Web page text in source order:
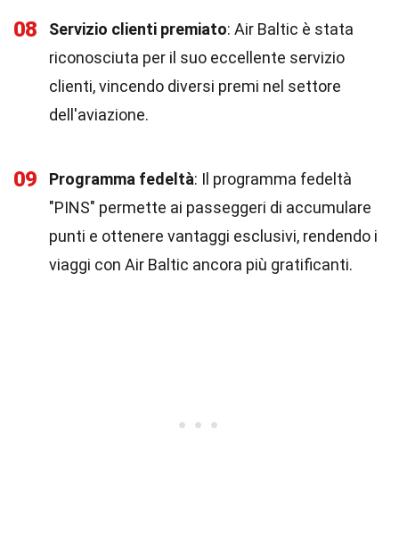
08 Servizio clienti premiato: Air Baltic è stata
riconosciuta per il suo eccellente servizio
clienti, vincendo diversi premi nel settore
dell'aviazione.
09 Programma fedeltà: Il programma fedeltà
"PINS" permette ai passeggeri di accumulare
punti e ottenere vantaggi esclusivi, rendendo i
viaggi con Air Baltic ancora più gratificanti.